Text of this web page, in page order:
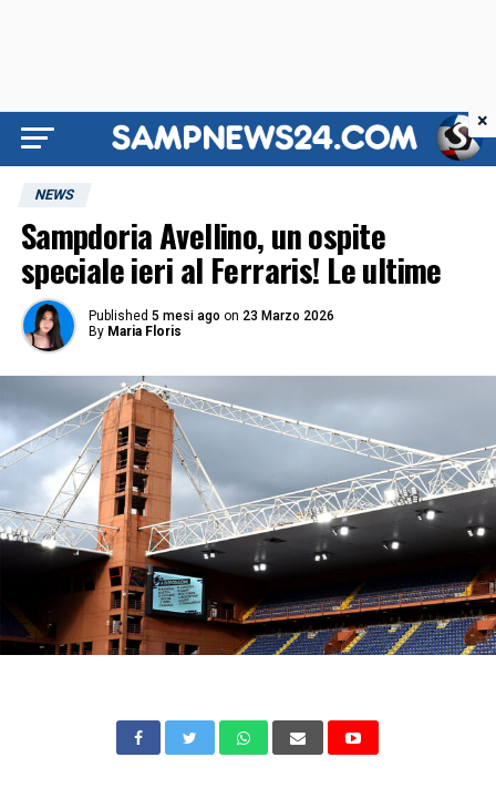
NEWS
Sampdoria Avellino, un ospite
speciale ieri al Ferraris! Le ultime
Published 5 mesi ago on 23 Marzo 2026
By Maria Floris
×